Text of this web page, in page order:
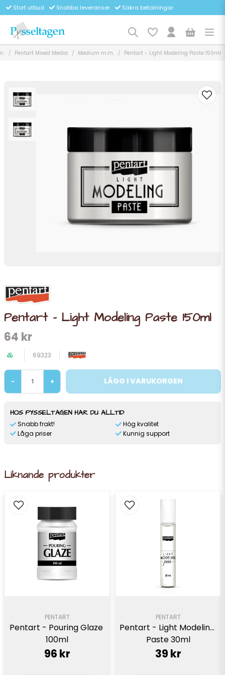
Stort utbud Snabba leveranser Säkra betalningar
Pentart Mixed Media Medium m.m. Pentart - Light Modeling Paste 150ml
Pentart - Light Modeling Paste 150ml
64 kr
69323
- + LÄGG I VARUKORGEN
HOS PYSSELTAGEN HAR DU ALLTID
Snabb frakt!
Låga priser
Hög kvalitet
Kunnig support
Liknande produkter
PENTART
Pentart - Pouring Glaze
100ml
96 kr
PENTART
Pentart - Light Modeling
Paste 30ml
39 kr